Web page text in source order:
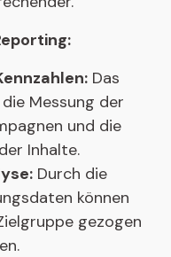
Das
Messung der
und die
Inhalte.
Durch die
können
gezogen